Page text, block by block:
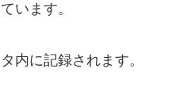
います。
内に記録されます。